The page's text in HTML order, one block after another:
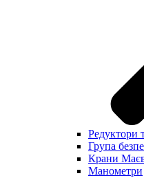
Редуктори
Група
Крани
Манометри